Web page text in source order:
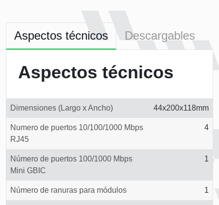
Aspectos técnicos Descargables
Aspectos técnicos
Dimensiones (Largo x Ancho) 44x200x118mm
Numero de puertos 10/100/1000 Mbps
RJ45
4
Número de puertos 100/1000 Mbps
Mini GBIC
1
Número de ranuras para módulos 1